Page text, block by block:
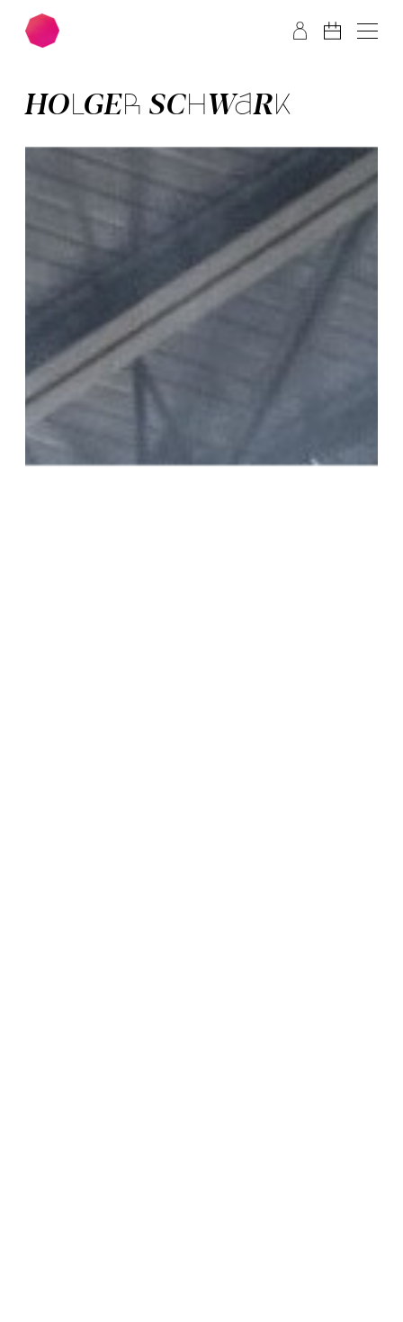
Zum Hauptinhalt springen Zum Footer springen
HOLGER SCHWARK